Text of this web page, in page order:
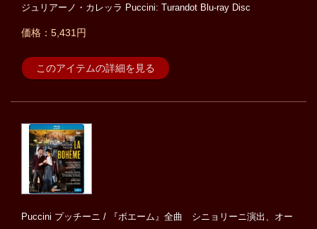
ジュリアーノ・カレッラ Puccini: Turandot Blu-ray Disc
価格：5,431円
このアイテムの詳細を見る
Puccini プッチーニ / 『ボエーム』全曲 シニョリーニ演出、オー